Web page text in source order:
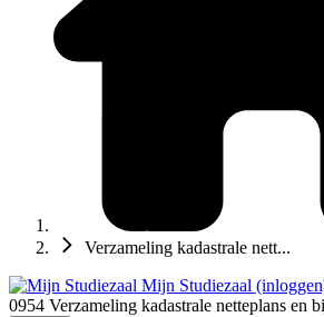
Verzameling kadastrale nett...
Mijn Studiezaal
0954 Verzameling kadastrale netteplans en